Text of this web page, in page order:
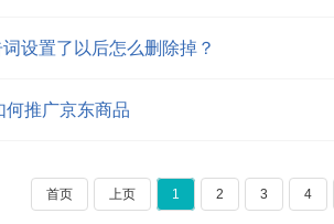
设置了以后怎么删除掉？
何推广京东商品
首页 上页 1 2 3 4